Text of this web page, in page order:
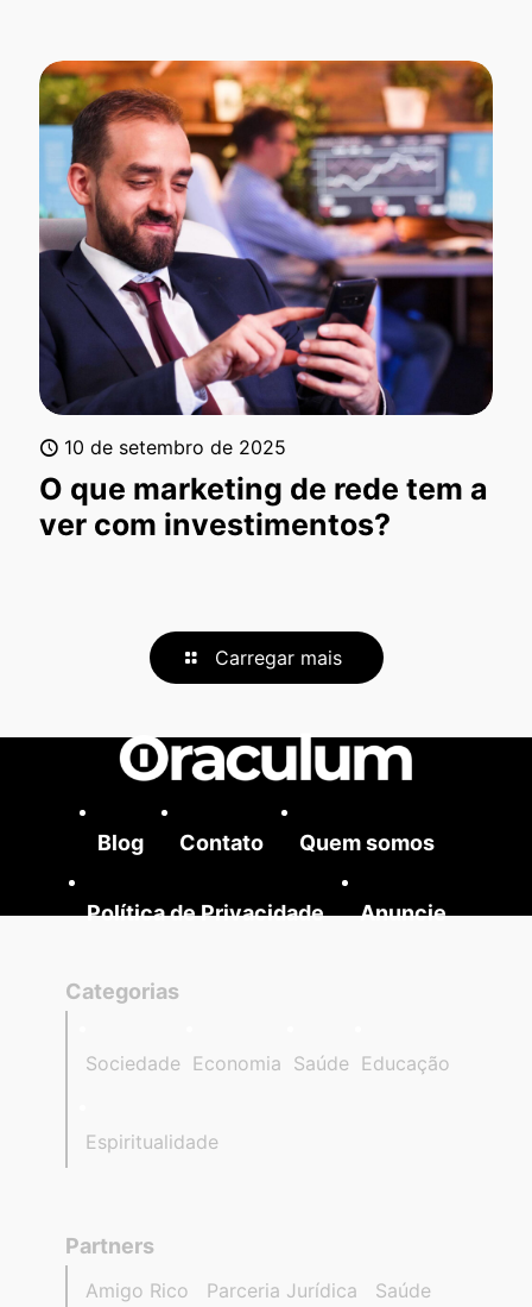
10 de setembro de 2025
O que marketing de rede tem a
ver com investimentos?
Carregar mais
Blog Contato Quem somos
Política de Privacidade Anuncie
Categorias
Sociedade Economia Saúde Educação
Espiritualidade
Partners
Amigo Rico Parceria Jurídica Saúde